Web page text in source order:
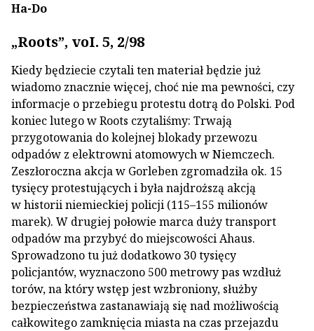
Ha-Do
„Roots”, voI. 5, 2/98
Kiedy będziecie czytali ten materiał będzie już
wiadomo znacznie więcej, choć nie ma pewności, czy
informacje o przebiegu protestu dotrą do Polski. Pod
koniec lutego w Roots czytaliśmy: Trwają
przygotowania do kolejnej blokady przewozu
odpadów z elektrowni atomowych w Niemczech.
Zeszłoroczna akcja w Gorleben zgromadziła ok. 15
tysięcy protestujących i była najdroższą akcją
w historii niemieckiej policji (115–155 milionów
marek). W drugiej połowie marca duży transport
odpadów ma przybyć do miejscowości Ahaus.
Sprowadzono tu już dodatkowo 30 tysięcy
policjantów, wyznaczono 500 metrowy pas wzdłuż
torów, na który wstęp jest wzbroniony, służby
bezpieczeństwa zastanawiają się nad możliwością
całkowitego zamknięcia miasta na czas przejazdu